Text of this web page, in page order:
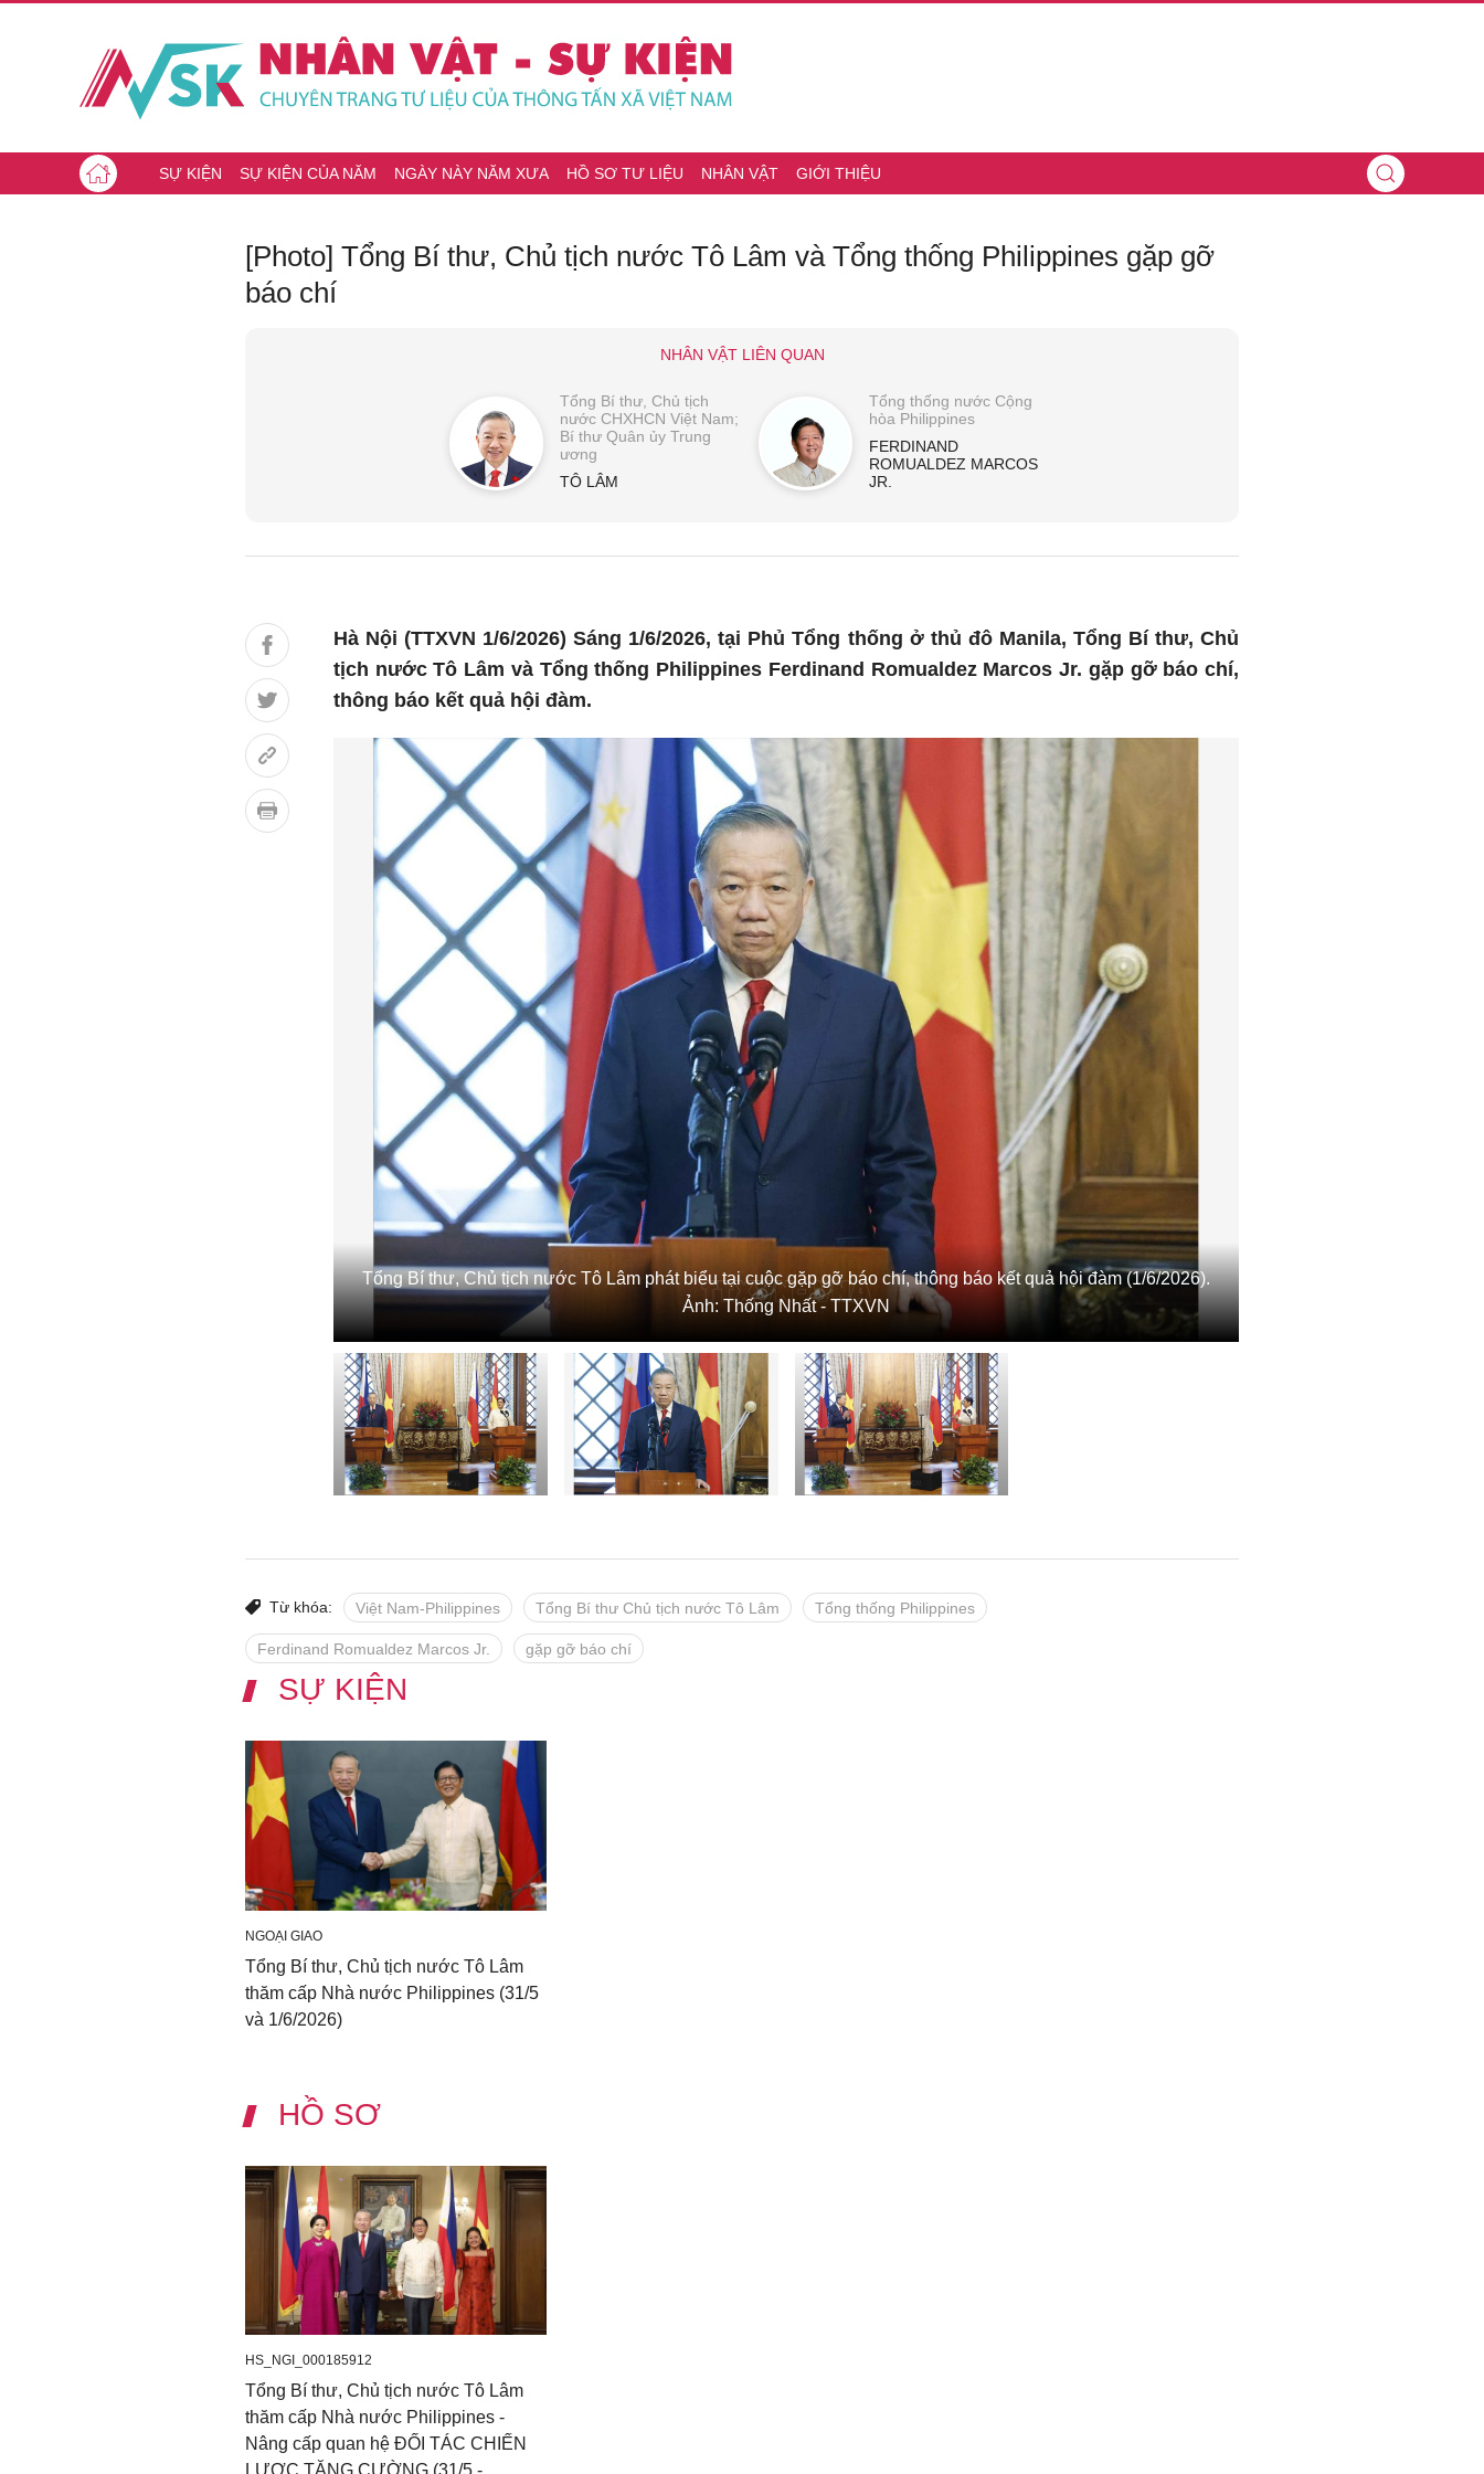
SỰ KIỆN SỰ KIỆN CỦA NĂM NGÀY NÀY NĂM XƯA HỒ SƠ TƯ LIỆU NHÂN VẬT GIỚI THIỆU
[Photo] Tổng Bí thư, Chủ tịch nước Tô Lâm và Tổng thống Philippines gặp gỡ
báo chí
NHÂN VẬT LIÊN QUAN
Tổng Bí thư, Chủ tịch
nước CHXHCN Việt Nam;
Bí thư Quân ủy Trung
ương
TÔ LÂM
Tổng thống nước Cộng
hòa Philippines
FERDINAND
ROMUALDEZ MARCOS
JR.
Hà Nội (TTXVN 1/6/2026) Sáng 1/6/2026, tại Phủ Tổng thống ở thủ đô Manila, Tổng Bí thư, Chủ
tịch nước Tô Lâm và Tổng thống Philippines Ferdinand Romualdez Marcos Jr. gặp gỡ báo chí,
thông báo kết quả hội đàm.
Tổng Bí thư, Chủ tịch nước Tô Lâm phát biểu tại cuộc gặp gỡ báo chí, thông báo kết quả hội đàm (1/6/2026).
Ảnh: Thống Nhất - TTXVN
Từ khóa: Việt Nam-Philippines Tổng Bí thư Chủ tịch nước Tô Lâm Tổng thống Philippines
Ferdinand Romualdez Marcos Jr. gặp gỡ báo chí
SỰ KIỆN
NGOẠI GIAO
Tổng Bí thư, Chủ tịch nước Tô Lâm
thăm cấp Nhà nước Philippines (31/5
và 1/6/2026)
HỒ SƠ
HS_NGI_000185912
Tổng Bí thư, Chủ tịch nước Tô Lâm
thăm cấp Nhà nước Philippines -
Nâng cấp quan hệ ĐỐI TÁC CHIẾN